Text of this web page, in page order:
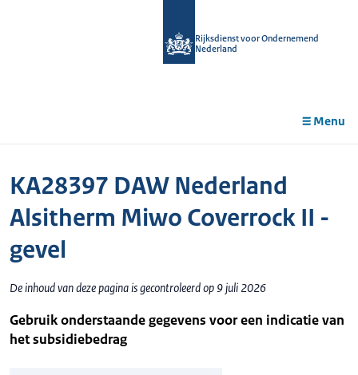
Rijksdienst voor Ondernemend
Nederland
Menu
KA28397 DAW Nederland
Alsitherm Miwo Coverrock II -
gevel
De inhoud van deze pagina is gecontroleerd op 9 juli 2026
Gebruik onderstaande gegevens voor een indicatie van
het subsidiebedrag